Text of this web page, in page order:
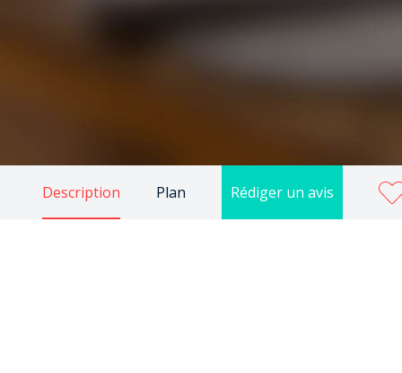
Description Plan Rédiger un avis